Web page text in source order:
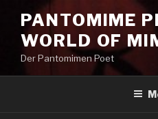
Inhalt
springen
PANTOMIME
WORLD OF
Der Pantomimen Poet